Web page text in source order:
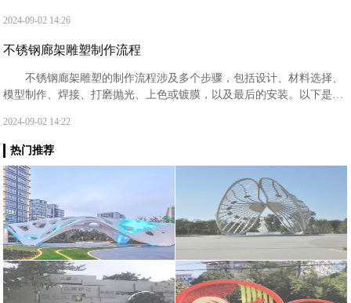
2024-09-02 14:26
不锈钢廊架雕塑制作流程
‌不锈钢廊架雕塑的制作流程‌涉及多个步骤，包括设计、材料选择、
模型制作、焊接、打磨抛光、上色或镀膜，以及最后的安装。以下是具
大小和位置进行初步构思和绘图。
2024-09-02 14:22
热门推荐